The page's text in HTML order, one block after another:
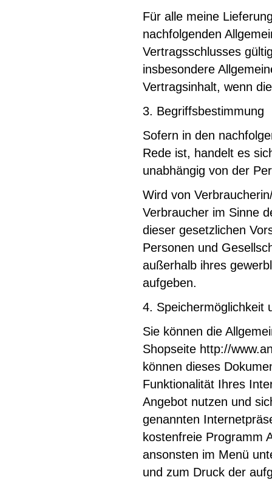
Für alle meine
nachfolgenden
Vertragsschlusses
insbesondere
Vertragsinhalt, wenn
3. Begriffsbestimmung
Sofern in den
Rede ist, handelt es
unabhängig von der
Wird von
Verbraucher im Sinne
dieser gesetzlichen
Personen und
außerhalb ihres
aufgeben.
4. Speichermöglichkeit
Sie können die
Shopseite http://
können dieses
Funktionalität Ihres
Angebot nutzen und
genannten
kostenfreie Programm
ansonsten im Menü
und zum Druck der